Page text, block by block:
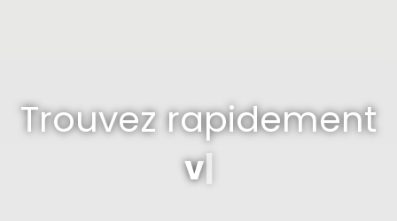
Trouvez rapidement
votre terr